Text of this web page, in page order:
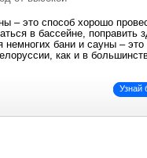
– это способ хорошо
в бассейне, поправить
бани и сауны – это
как и в
Узнай